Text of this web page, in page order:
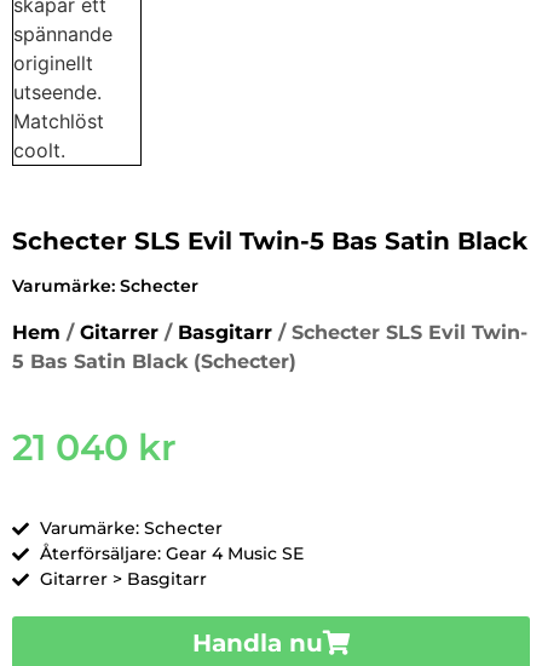
Schecter SLS Evil Twin-5 Bas Satin Black
Varumärke: Schecter
Hem / Gitarrer / Basgitarr / Schecter SLS Evil Twin-
5 Bas Satin Black (Schecter)
21 040 kr
Varumärke: Schecter
Återförsäljare: Gear 4 Music SE
Gitarrer > Basgitarr
Handla nu